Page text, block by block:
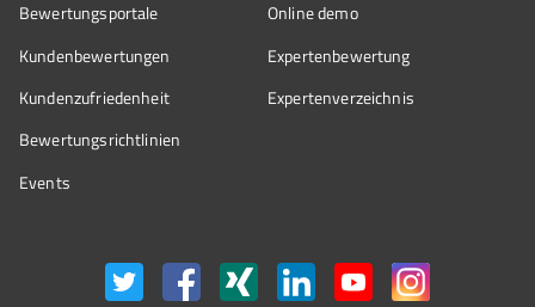
Bewertungsportale
Kundenbewertungen
Kundenzufriedenheit
Bewertungs­richtlinien
Events
Online demo
Expertenbewertung
Expertenverzeichnis